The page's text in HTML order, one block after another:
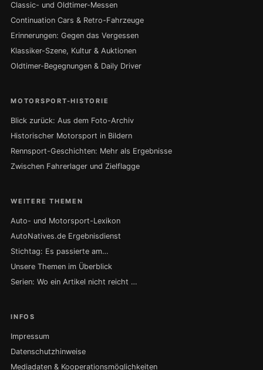
Classic- und Oldtimer-Messen
Continuation Cars & Retro-Fahrzeuge
Erinnerungen: Gegen das Vergessen
Klassiker-Szene, Kultur & Auktionen
Oldtimer-Begegnungen & Daily Driver
MOTORSPORT-HISTORIE
Blick zurück: Aus dem Foto-Archiv
Historischer Motorsport in Bildern
Rennsport-Geschichten: Mehr als Ergebnisse
Zwischen Fahrerlager und Zielflagge
WEITERE THEMEN
Auto- und Motorsport-Lexikon
AutoNatives.de Ergebnisdienst
Stichtag: Es passierte am…
Unsere Themen im Überblick
Serien: Wo ein Artikel nicht reicht …
INFOS
Impressum
Datenschutzhinweise
Mediadaten & Kooperationsmöglichkeiten